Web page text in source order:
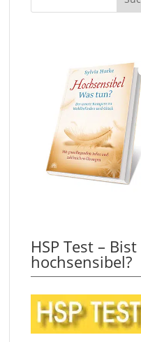
HSP Test –
hochsensibel?